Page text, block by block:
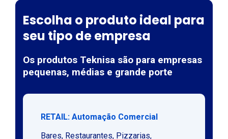
Escolha o produto ideal para
seu tipo de empresa
Os produtos Teknisa são para empresas
pequenas, médias e grande porte
RETAIL: Automação Comercial
Bares, Restaurantes, Pizzarias,